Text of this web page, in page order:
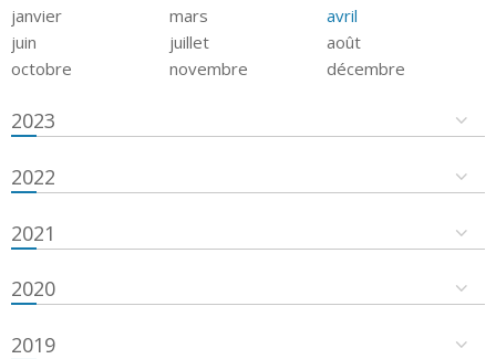
janvier mars
avril
juin
juillet
août
octobre
novembre décembre
2023
2022
2021
2020
2019